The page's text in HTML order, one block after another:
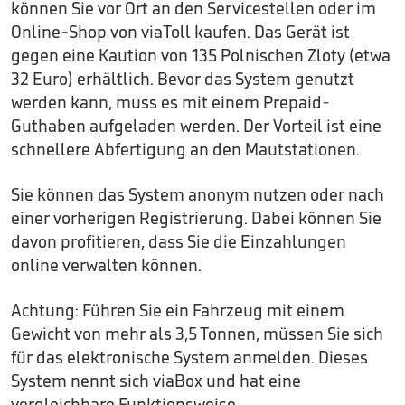
können Sie vor Ort an den Servicestellen oder im
Online-Shop von viaToll kaufen. Das Gerät ist
gegen eine Kaution von 135 Polnischen Zloty (etwa
32 Euro) erhältlich. Bevor das System genutzt
werden kann, muss es mit einem Prepaid-
Guthaben aufgeladen werden. Der Vorteil ist eine
schnellere Abfertigung an den Mautstationen.
Sie können das System anonym nutzen oder nach
einer vorherigen Registrierung. Dabei können Sie
davon profitieren, dass Sie die Einzahlungen
online verwalten können.
Achtung: Führen Sie ein Fahrzeug mit einem
Gewicht von mehr als 3,5 Tonnen, müssen Sie sich
für das elektronische System anmelden. Dieses
System nennt sich viaBox und hat eine